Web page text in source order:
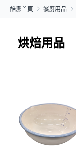
酷澎首頁 餐廚用品
烘焙用品